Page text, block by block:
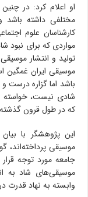
او اعلام کرد: در
مختلفی داشته باشد
کارشناسان علوم
مواردی که برای نبود
تولید و انتشار
موسیقی ایران
باشد اما گزاره درست
شادی نیست، خواسته
که در طول قرون
این پژوهشگر با
موسیقی
جامعه مورد توجه
موسیقی‌های شاد به
وابسته به نهاد